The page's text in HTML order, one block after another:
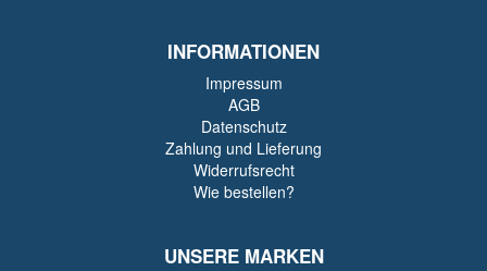
INFORMATIONEN
Impressum
AGB
Datenschutz
Zahlung und Lieferung
Widerrufsrecht
Wie bestellen?
UNSERE MARKEN